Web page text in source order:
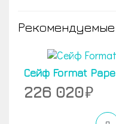
Сейф Format
226 020